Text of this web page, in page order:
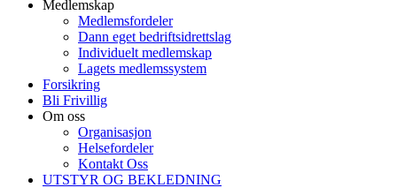
Medlemskap
Medlemsfordeler
Dann eget bedriftsidrettslag
Individuelt medlemskap
Lagets medlemssystem
Forsikring
Bli Frivillig
Om oss
Organisasjon
Helsefordeler
Kontakt Oss
UTSTYR OG BEKLEDNING